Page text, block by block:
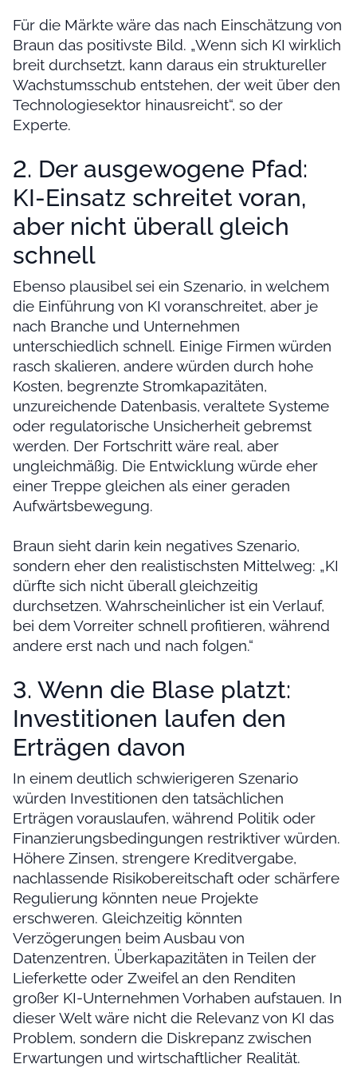
Für die Märkte wäre das nach Einschätzung von
Braun das positivste Bild. „Wenn sich KI wirklich
breit durchsetzt, kann daraus ein struktureller
Wachstumsschub entstehen, der weit über den
Technologiesektor hinausreicht“, so der
Experte.
2. Der ausgewogene Pfad:
KI-Einsatz schreitet voran,
aber nicht überall gleich
schnell
Ebenso plausibel sei ein Szenario, in welchem
die Einführung von KI voranschreitet, aber je
nach Branche und Unternehmen
unterschiedlich schnell. Einige Firmen würden
rasch skalieren, andere würden durch hohe
Kosten, begrenzte Stromkapazitäten,
unzureichende Datenbasis, veraltete Systeme
oder regulatorische Unsicherheit gebremst
werden. Der Fortschritt wäre real, aber
ungleichmäßig. Die Entwicklung würde eher
einer Treppe gleichen als einer geraden
Aufwärtsbewegung.
Braun sieht darin kein negatives Szenario,
sondern eher den realistischsten Mittelweg: „KI
dürfte sich nicht überall gleichzeitig
durchsetzen. Wahrscheinlicher ist ein Verlauf,
bei dem Vorreiter schnell profitieren, während
andere erst nach und nach folgen.“
3. Wenn die Blase platzt:
Investitionen laufen den
Erträgen davon
In einem deutlich schwierigeren Szenario
würden Investitionen den tatsächlichen
Erträgen vorauslaufen, während Politik oder
Finanzierungsbedingungen restriktiver würden.
Höhere Zinsen, strengere Kreditvergabe,
nachlassende Risikobereitschaft oder schärfere
Regulierung könnten neue Projekte
erschweren. Gleichzeitig könnten
Verzögerungen beim Ausbau von
Datenzentren, Überkapazitäten in Teilen der
Lieferkette oder Zweifel an den Renditen
großer KI-Unternehmen Vorhaben aufstauen. In
dieser Welt wäre nicht die Relevanz von KI das
Problem, sondern die Diskrepanz zwischen
Erwartungen und wirtschaftlicher Realität.